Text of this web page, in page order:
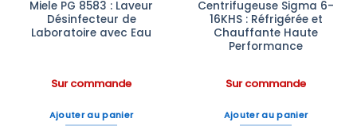
Miele PG 8583 : Laveur
Désinfecteur de
Laboratoire avec Eau
Sur commande
Ajouter au panier
Centrifugeuse Sigma 6-
16KHS : Réfrigérée et
Chauffante Haute
Performance
Sur commande
Ajouter au panier